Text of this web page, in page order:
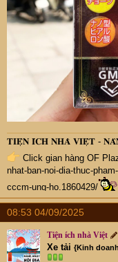
𝐓𝐈𝐄̣̂𝐍 𝐈́𝐂𝐇 𝐍𝐇𝐀̀ 𝐕𝐈𝐄̣̂𝐓 -
Click gian hàng OF
nhat-ban-noi-dia-thuc-
cccm-ung-ho.1860429/
08:53 04/09/2025
Tiện ích nhà Việt
Xe tải {Kinh